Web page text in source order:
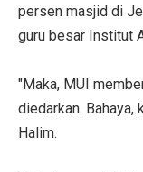
persen masjid di
guru besar Institut
"Maka, MUI
diedarkan. Bahaya,
Halim.